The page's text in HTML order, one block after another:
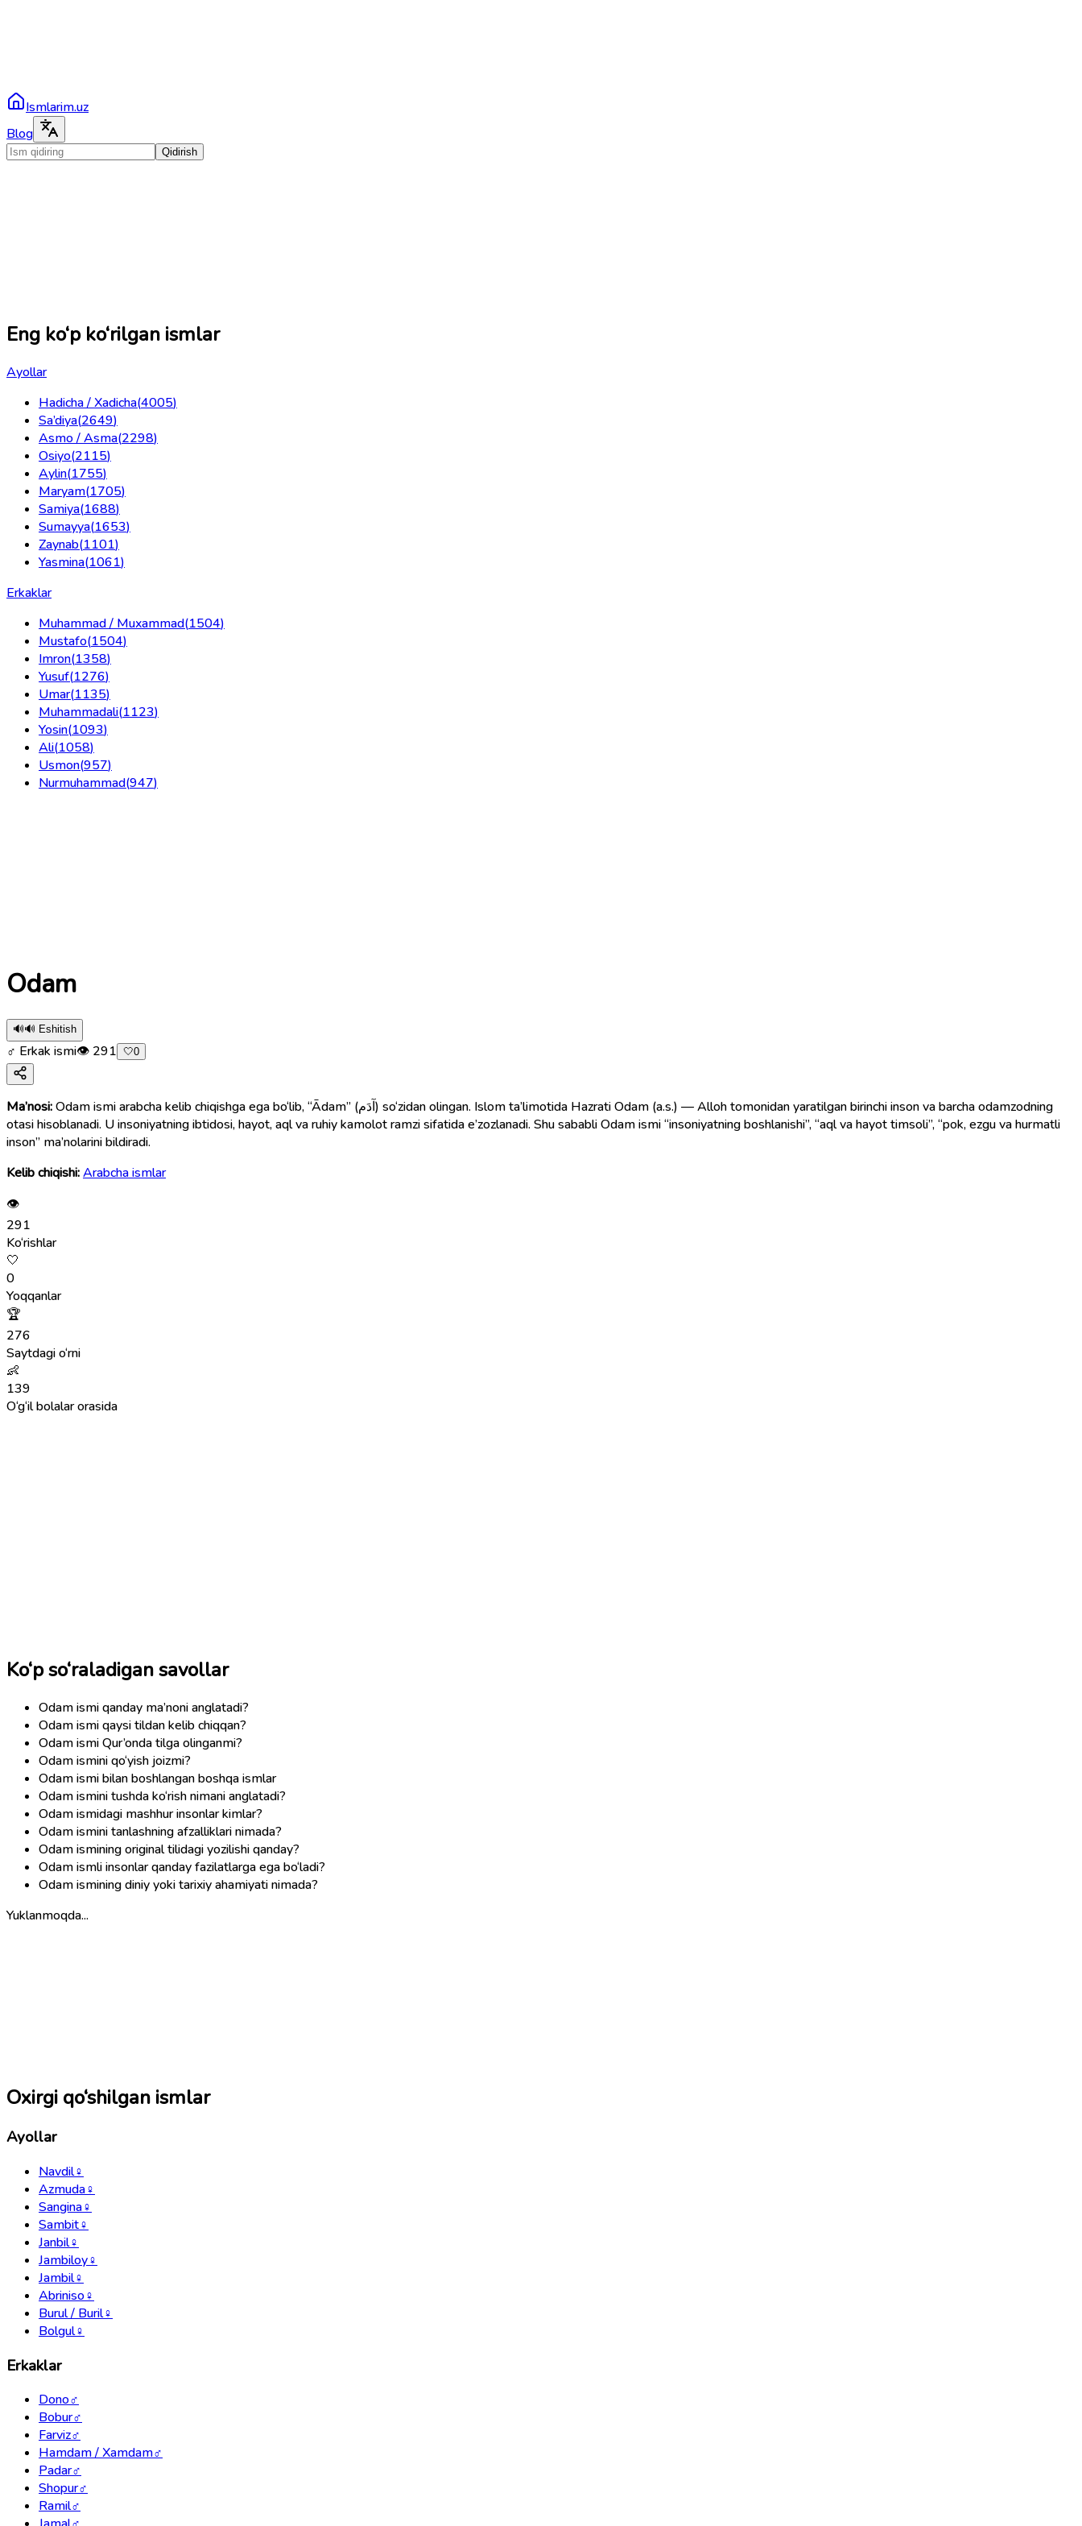
Ismlarim.uz
Blog
Qidirish
Eng ko‘p ko‘rilgan ismlar
Ayollar
Hadicha / Xadicha(4005)
Sa’diya(2649)
Asmo / Asma(2298)
Osiyo(2115)
Aylin(1755)
Maryam(1705)
Samiya(1688)
Sumayya(1653)
Zaynab(1101)
Yasmina(1061)
Erkaklar
Muhammad / Muxammad(1504)
Mustafo(1504)
Imron(1358)
Yusuf(1276)
Umar(1135)
Muhammadali(1123)
Yosin(1093)
Ali(1058)
Usmon(957)
Nurmuhammad(947)
Odam
🔊🔊 Eshitish
♂ Erkak ismi👁 291 🤍0
Ma’nosi:Odam ismi arabcha kelib chiqishga ega bo‘lib, “Ādam” (آدَم) so‘zidan olingan. Islom ta’limotida Hazrati Odam (a.s.) — Alloh tomonidan yaratilgan birinchi inson va barcha odamzodning
otasi hisoblanadi. U insoniyatning ibtidosi, hayot, aql va ruhiy kamolot ramzi sifatida e’zozlanadi. Shu sababli Odam ismi “insoniyatning boshlanishi”, “aql va hayot timsoli”, “pok, ezgu va hurmatli
inson” ma’nolarini bildiradi.
Kelib chiqishi:Arabcha ismlar
👁
291
Ko‘rishlar
🤍
0
Yoqqanlar
🏆
276
Saytdagi o‘rni
👶
139
O‘g‘il bolalar orasida
Ko‘p so‘raladigan savollar
Odam ismi qanday ma’noni anglatadi?
Odam ismi qaysi tildan kelib chiqqan?
Odam ismi Qur’onda tilga olinganmi?
Odam ismini qo‘yish joizmi?
Odam ismi bilan boshlangan boshqa ismlar
Odam ismini tushda ko‘rish nimani anglatadi?
Odam ismidagi mashhur insonlar kimlar?
Odam ismini tanlashning afzalliklari nimada?
Odam ismining original tilidagi yozilishi qanday?
Odam ismli insonlar qanday fazilatlarga ega bo‘ladi?
Odam ismining diniy yoki tarixiy ahamiyati nimada?
Yuklanmoqda...
Oxirgi qo‘shilgan ismlar
Ayollar
Navdil♀
Azmuda♀
Sangina♀
Sambit♀
Janbil♀
Jambiloy♀
Jambil♀
Abriniso♀
Burul / Buril♀
Bolgul♀
Erkaklar
Dono♂
Bobur♂
Farviz♂
Hamdam / Xamdam♂
Padar♂
Shopur♂
Ramil♂